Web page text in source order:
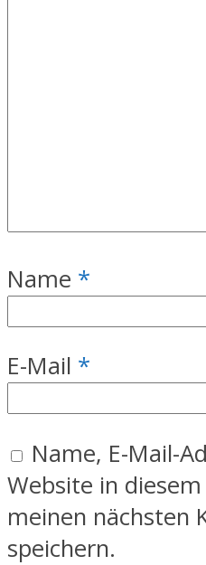
Name *
E-Mail *
Name, E-Mail-
Website in
meinen nächsten
speichern.